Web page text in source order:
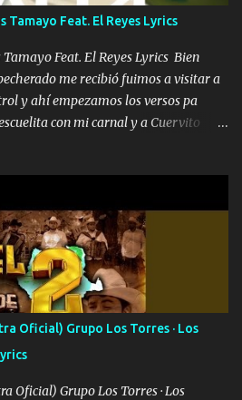
al lado doy la mano al que su amigo y
Y No me paran aquí hay pa más
hasta topar pues no hay de otra...
Tamayo Feat. El Reyes Lyrics
Feat. El Reyes Lyrics Bien
me recibió fuimos a visitar a
y ahí empezamos los versos pa
con mi carnal y a Cuervito
la Bandera por todita a la ciudad
Frontera De Tijuana Bulevares
ya hace falta mi APA FLACO
Aquí Pura GENTE DE LA RANA 🐸
LA CIUDAD TIJUANA Música Al
a cualquier necesidad no porque
al andar y nunca con la
Cuando ando de enamorado
Oficial) Grupo Los Torres · Los
Oficial) Grupo Los Torres · Los